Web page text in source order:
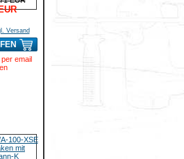
Versand
email